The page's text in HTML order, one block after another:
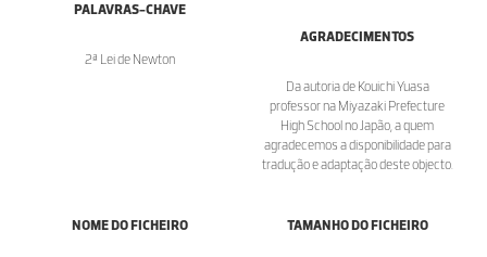
PALAVRAS-CHAVE
2ª Lei de Newton
AGRADECIMENTOS
Da autoria de Kouichi Yuasa
professor na Miyazaki Prefecture
High School no Japão, a quem
agradecemos a disponibilidade para
tradução e adaptação deste objecto.
NOME DO FICHEIRO TAMANHO DO FICHEIRO